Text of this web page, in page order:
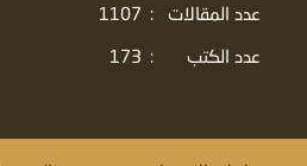
عدد المقالات
:
1107
عدد الكتب
:
173